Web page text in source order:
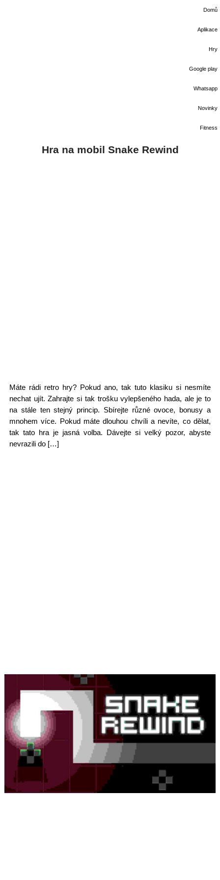
Domů
Aplikace
Hry
Google play
Whatsapp
Novinky
Fitness
Hra na mobil Snake Rewind
Máte rádi retro hry? Pokud ano, tak tuto klasiku si nesmíte
nechat ujít. Zahrajte si tak trošku vylepšeného hada, ale je to
na stále ten stejný princip. Sbírejte různé ovoce, bonusy a
mnohem více. Pokud máte dlouhou chvíli a nevíte, co dělat,
tak tato hra je jasná volba. Dávejte si velký pozor, abyste
nevrazili do […]